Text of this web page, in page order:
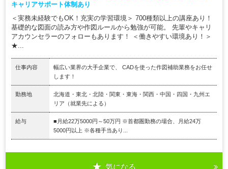
キャリアサポート体制あり
＜実務未経験でもOK！充実の学習環境＞ 700種類以上の講座あり！
基礎的な図面の読み方や作図ルールから勉強が可能。 先輩やキャリ
アカウンセラーのフォローもあります！ ＜働きやすい環境あり！＞
★...
仕事内容
幅広い業界の大手企業で、 CADを使った作図補助業務をお任せ
します！
勤務地
北海道・東北・北陸・関東・東海・関西・中国・四国・九州エ
リア（就業先による）
給与
■月給22万5000円～50万円 ※首都圏勤務の場合、月給24万
5000円以上 ※各種手当あり...
気になる